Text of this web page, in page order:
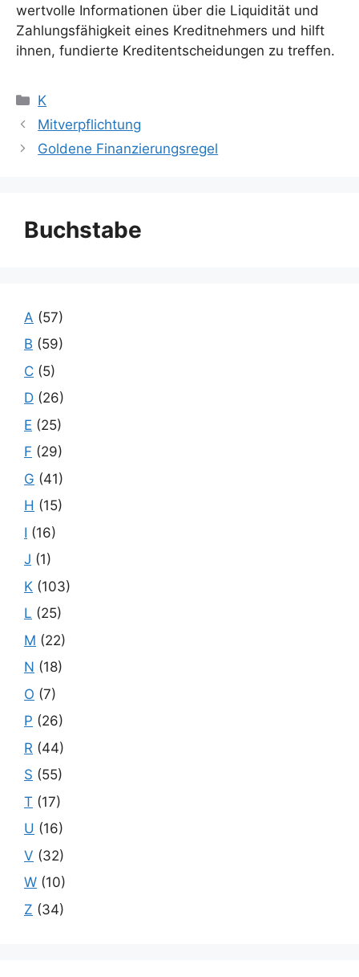
wertvolle Informationen über die Liquidität und
Zahlungsfähigkeit eines Kreditnehmers und hilft
ihnen, fundierte Kreditentscheidungen zu treffen.
Kategorien
K
Mitverpflichtung
Goldene Finanzierungsregel
Buchstabe
A (57)
B (59)
C (5)
D (26)
E (25)
F (29)
G (41)
H (15)
I (16)
J (1)
K (103)
L (25)
M (22)
N (18)
O (7)
P (26)
R (44)
S (55)
T (17)
U (16)
V (32)
W (10)
Z (34)